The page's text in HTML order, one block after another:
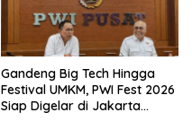
Gandeng Big Tech Hingga
Festival UMKM, PWI Fest 2026
Siap Digelar di Jakarta